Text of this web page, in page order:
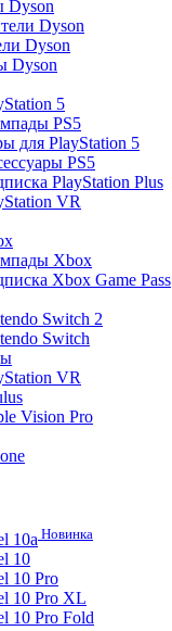
Dyson
Dyson
Dyson
Dyson
5
PS5
для PlayStation 5
PS5
PlayStation Plus
VR
Xbox
Xbox Game Pass
Switch 2
Switch
VR
Vision Pro
10a Новинка
10
10 Pro
10 Pro XL
10 Pro Fold